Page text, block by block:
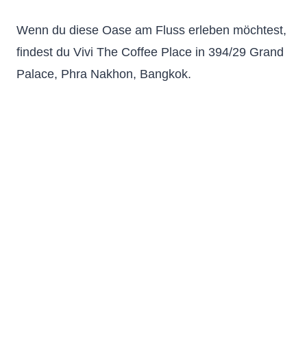
Wenn du diese Oase am Fluss erleben möchtest,
findest du Vivi The Coffee Place in 394/29 Grand
Palace, Phra Nakhon, Bangkok.